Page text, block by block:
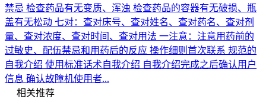
禁忌 检查药品有无变质、浑浊 检查药品的容器有无破损、瓶
盖有无松动 七对：查对床号、查对姓名、查对药名、查对剂
量、查对浓度、查对时间、查对用法 一注意：注意用药前的
过敏史、配伍禁忌和用药后的反应 操作细则首次联系 规范的
自我介绍 使用标准话术自我介绍 自我介绍完成之后确认用户
信息 确认故障机使用者...
相关推荐